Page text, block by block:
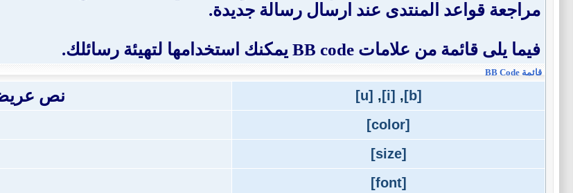
مراجعة قواعد المنتدى عند ارسال رسالة جديدة.
فيما يلى قائمة من علامات BB code يمكنك استخدامها لتهيئة رسائلك.
قائمة BB Code
[b]
,
[i]
,
[u] نص
[color]
[size]
[font]